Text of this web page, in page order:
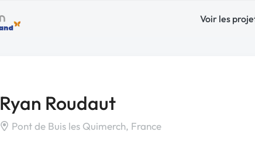
Voir les
Ryan Roudaut
Pont de Buis les Quimerch, France